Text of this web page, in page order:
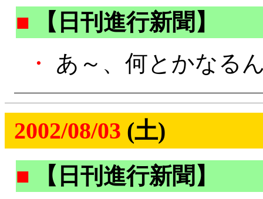
■
【日刊進行新聞】
・
あ～、何とかなる
2002/08/03 (土)
■
【日刊進行新聞】